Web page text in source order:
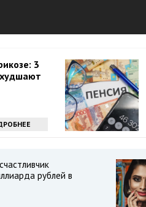
3
рублей в